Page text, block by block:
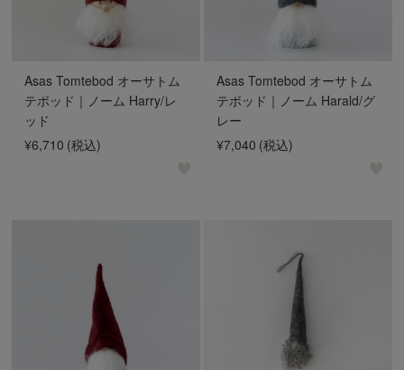
Asas Tomtebod オーサトム
テボッド｜ノーム Harry/レ
ッド
¥6,710 (税込)
Asas Tomtebod オーサトム
テボッド｜ノーム Harald/グ
レー
¥7,040 (税込)